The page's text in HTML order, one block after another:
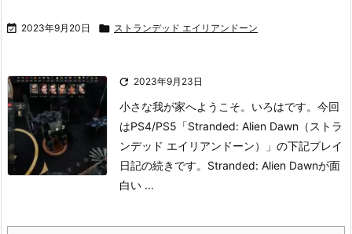
 2023年9月20日  ストランデッド エイリアンドーン
 2023年9月23日
小さな我が家へようこそ。いろはです。 今回
はPS4/PS5「Stranded: Alien Dawn（ストラ
ンデッド エイリアンドーン）」の下記プレイ
日記の続きです。 Stranded: Alien Dawnが面
白い ...